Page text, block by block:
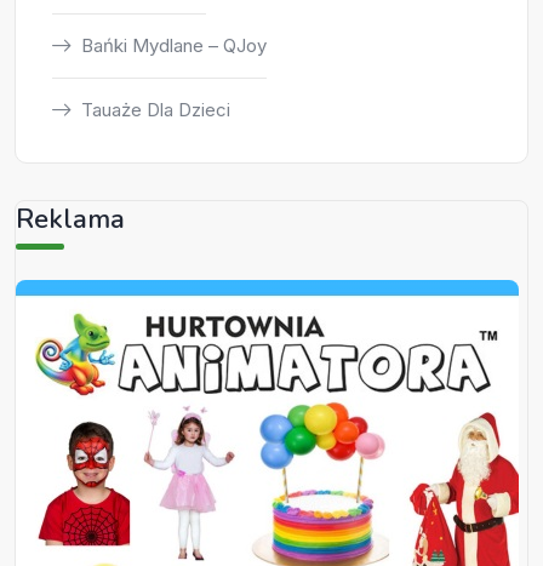
Bańki Mydlane – QJoy
Tauaże Dla Dzieci
Reklama